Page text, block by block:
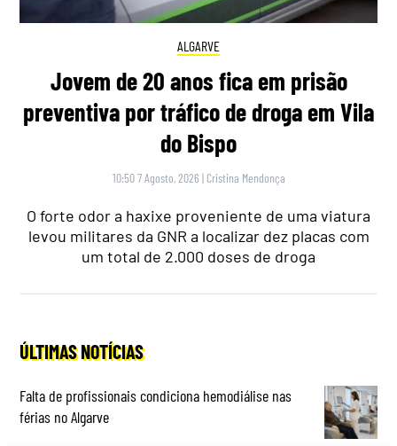
ALGARVE
Jovem de 20 anos fica em prisão
preventiva por tráfico de droga em Vila
do Bispo
10:50 7 Agosto, 2026 | Cristina Mendonça
O forte odor a haxixe proveniente de uma viatura
levou militares da GNR a localizar dez placas com
um total de 2.000 doses de droga
ÚLTIMAS NOTÍCIAS
Falta de profissionais condiciona hemodiálise nas
férias no Algarve